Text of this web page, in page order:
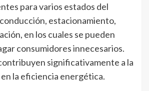
para varios estados del
estacionamiento,
en los cuales se pueden
consumidores innecesarios.
significativamente a la
la eficiencia energética.